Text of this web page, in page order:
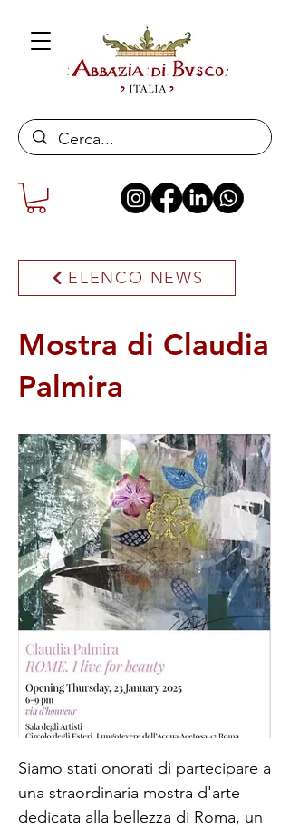
ELENCO NEWS
Mostra di Claudia
Palmira
Siamo stati onorati di partecipare a
una straordinaria mostra d'arte
dedicata alla bellezza di Roma, un